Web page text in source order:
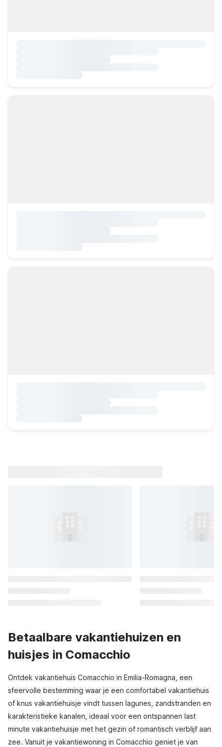
Betaalbare vakantiehuizen en
huisjes in Comacchio
Ontdek vakantiehuis Comacchio in Emilia-Romagna, een
sfeervolle bestemming waar je een comfortabel vakantiehuis
of knus vakantiehuisje vindt tussen lagunes, zandstranden en
karakteristieke kanalen, ideaal voor een ontspannen last
minute vakantiehuisje met het gezin of romantisch verblijf aan
zee. Vanuit je vakantiewoning in Comacchio geniet je van